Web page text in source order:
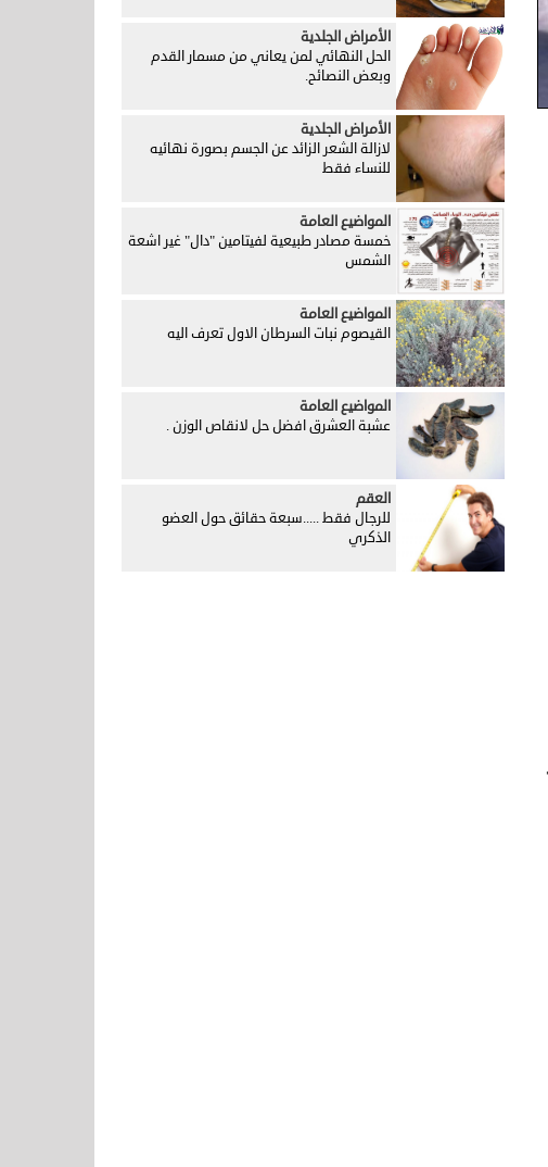
الأمراض الجلدية
الحل النهائي لمن يعاني من مسمار القدم
وبعض النصائح.
الأمراض الجلدية
لازالة الشعر الزائد عن الجسم بصورة نهائيه
للنساء فقط
المواضيع العامة
خمسة مصادر طبيعية لفيتامين "دال" غير اشعة
الشمس
المواضيع العامة
القيصوم نبات السرطان الاول تعرف اليه
المواضيع العامة
عشبة العشرق افضل حل لانقاص الوزن .
العقم
للرجال فقط .....سبعة حقائق حول العضو
الذكري